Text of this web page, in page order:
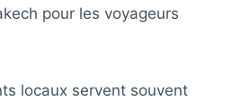
pour les voyageurs
locaux servent souvent